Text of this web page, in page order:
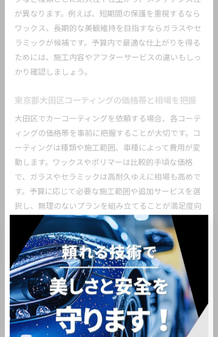
が異なります。例えば、短期間の保護を重視するなら
ワックス、長期的な美観維持を目指すならガラスやセ
ラミックが候補です。予算内で最適な仕上がりを得る
ためには、施工内容やアフターサービスの違いもしっ
かり確認しましょう。
東京都大田区コーティングの価格帯と相場を把握
大田区でカーコーティングを依頼する場合、各コーテ
ィングの価格帯を事前に把握することが大切です。コ
ーティングは種類や施工範囲、車種によって費用が変
動します。ワックスやポリマーは比較的手頃な価格
で、ガラスやセラミックは高耐久ゆえに相場も高めで
す。予算に応じて必要な施工範囲や追加サービスを選
択し、無理のないプランを組み立てることが満足度向
上のポイントとなります。
セラミックコーティング大田区での選択肢を解説
大田区でセラミックコーティングを選ぶ際は、施工実
績や専門知識を持つ店舗を選ぶことが重要です。セラ
ミックは耐久性と美観維持に優れていますが、下地処
理や施工技術によって仕上がりに大きな差が出ます。
具体的には、専門スタッフによる丁寧な下地処理や、